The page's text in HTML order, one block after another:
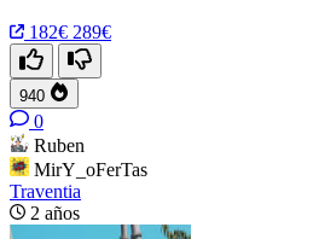
182€ 289€
940
0
Ruben
MirY_oFerTas
Traventia
2 años